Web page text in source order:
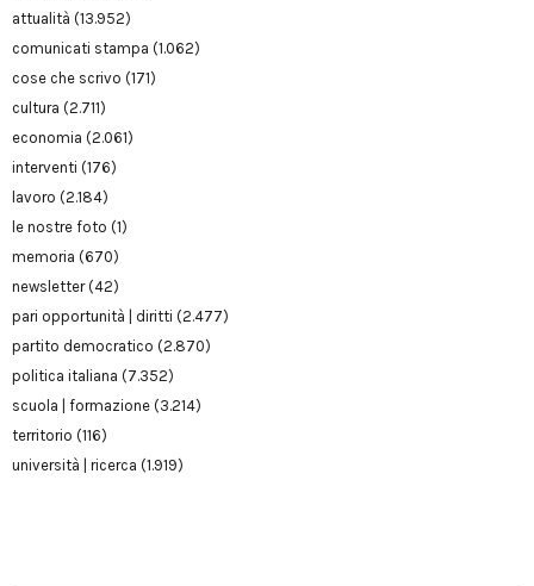
attualità (13.952)
comunicati stampa (1.062)
cose che scrivo (171)
cultura (2.711)
economia (2.061)
interventi (176)
lavoro (2.184)
le nostre foto (1)
memoria (670)
newsletter(42)
pari opportunità | diritti (2.477)
partito democratico (2.870)
politica italiana (7.352)
scuola | formazione (3.214)
territorio (116)
università | ricerca (1.919)